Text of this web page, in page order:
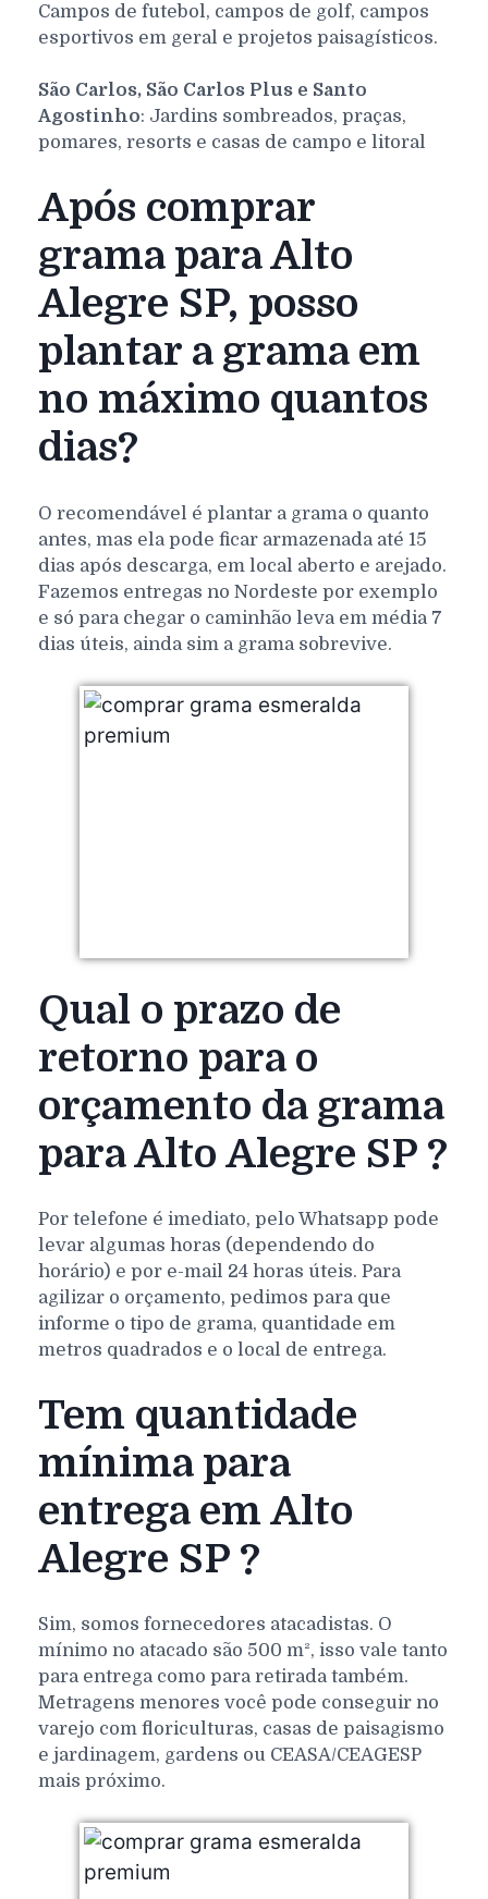
Campos de futebol, campos de golf, campos
esportivos em geral e projetos paisagísticos.
São Carlos, São Carlos Plus e Santo
Agostinho: Jardins sombreados, praças,
pomares, resorts e casas de campo e litoral
Após comprar
grama para Alto
Alegre SP, posso
plantar a grama em
no máximo quantos
dias?
O recomendável é plantar a grama o quanto
antes, mas ela pode ficar armazenada até 15
dias após descarga, em local aberto e arejado.
Fazemos entregas no Nordeste por exemplo
e só para chegar o caminhão leva em média 7
dias úteis, ainda sim a grama sobrevive.
Qual o prazo de
retorno para o
orçamento da grama
para Alto Alegre SP ?
Por telefone é imediato, pelo Whatsapp pode
levar algumas horas (dependendo do
horário) e por e-mail 24 horas úteis. Para
agilizar o orçamento, pedimos para que
informe o tipo de grama, quantidade em
metros quadrados e o local de entrega.
Tem quantidade
mínima para
entrega em Alto
Alegre SP ?
Sim, somos fornecedores atacadistas. O
mínimo no atacado são 500 m², isso vale tanto
para entrega como para retirada também.
Metragens menores você pode conseguir no
varejo com floriculturas, casas de paisagismo
e jardinagem, gardens ou CEASA/CEAGESP
mais próximo.